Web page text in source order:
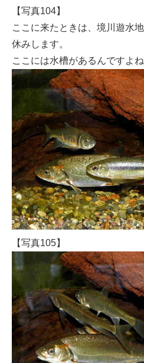
【写真104】
ここに来たときは、境川遊水
休みします。
ここには水槽があるんですよね
【写真105】